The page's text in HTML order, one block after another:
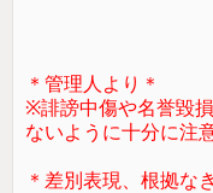
＊管理人より＊
※誹謗中傷や名誉毀
ないように十分に注
＊差別表現、根拠な